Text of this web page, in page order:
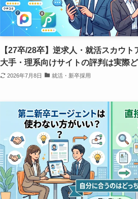
【27卒/28卒】逆求人・就活スカウト
大手・理系向けサイトの評判は実際
2026年7月8日 就活・新卒採用